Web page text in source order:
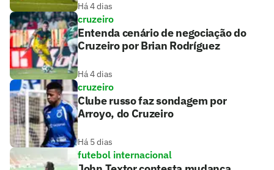
Há 4 dias
cruzeiro
Entenda cenário de negociação do
Cruzeiro por Brian Rodríguez
Há 4 dias
cruzeiro
Clube russo faz sondagem por
Arroyo, do Cruzeiro
Há 5 dias
futebol internacional